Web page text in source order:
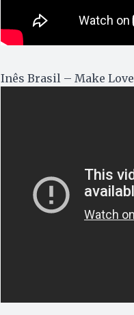
Inês Brasil – Make Love